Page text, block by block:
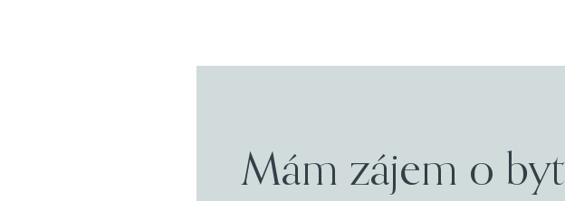
Mám zájem o byt